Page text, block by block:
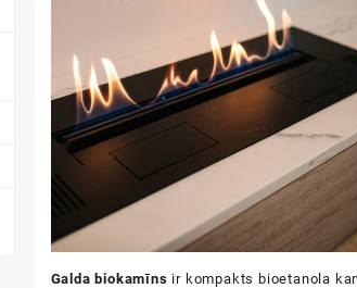
Galda biokamīns ir kompakts bioetanola